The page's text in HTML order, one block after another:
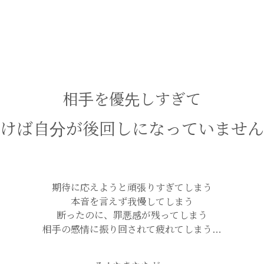
相手を優先しすぎて
ば自分が後回しになっていませ
期待に応えようと頑張りすぎてしまう
本音を言えず我慢してしまう
断ったのに、罪悪感が残ってしまう
相手の感情に振り回されて疲れてしまう…